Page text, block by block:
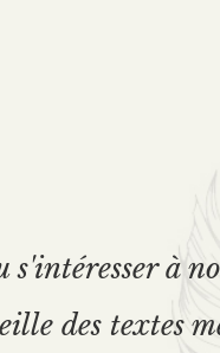
s'intéresser à
des textes